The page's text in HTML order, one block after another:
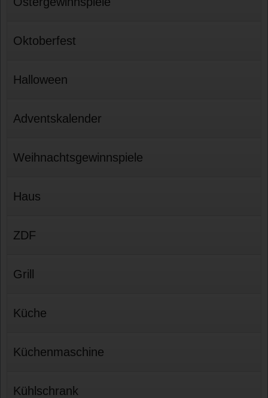
Oktoberfest
Halloween
Adventskalender
Weihnachtsgewinnspiele
Haus
ZDF
Grill
Küche
Küchenmaschine
Kühlschrank